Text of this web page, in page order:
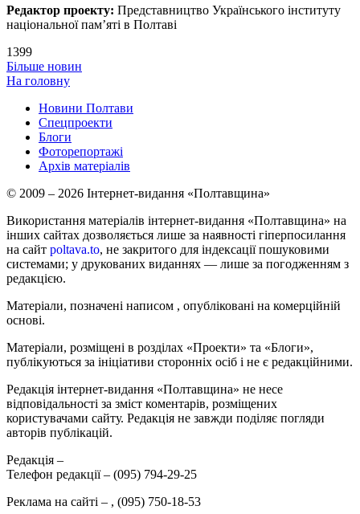
Редактор проекту: Представництво Українського інституту
національної пам’яті в Полтаві
1399
Більше новин
На головну
Новини Полтави
Спецпроекти
Блоги
Фоторепортажі
Архів матеріалів
© 2009 – 2026 Інтернет-видання «Полтавщина»
Використання матеріалів інтернет-видання «Полтавщина» на
інших сайтах дозволяється лише за наявності гіперпосилання
на сайт poltava.to, не закритого для індексації пошуковими
системами; у друкованих виданнях — лише за погодженням з
редакцією.
Матеріали, позначені написом , опубліковані на комерційній
основі.
Матеріали, розміщені в розділах «Проекти» та «Блоги»,
публікуються за ініціативи сторонніх осіб і не є редакційними.
Редакція інтернет-видання «Полтавщина» не несе
відповідальності за зміст коментарів, розміщених
користувачами сайту. Редакція не завжди поділяє погляди
авторів публікацій.
Редакція –
Телефон редакції – (095) 794-29-25
Реклама на сайті – , (095) 750-18-53